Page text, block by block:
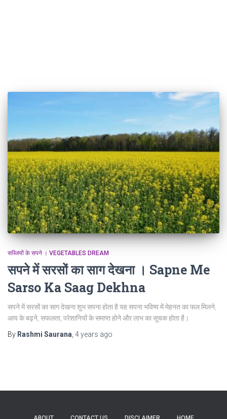
सब्जियों के सपने । VEGETABLES DREAM
सपने में सरसों का साग देखना । Sapne Me
Sarso Ka Saag Dekhna
सपने में सरसों का साग देखना शुभ सपना होता है यह सपना भविष्य में मेहनत का फल मिलने,
आय के बढ़ने, सफलता, परेशानियों के समाप्त होने और लाभ का सूचक होता है।
By Rashmi Saurana 4 years ago